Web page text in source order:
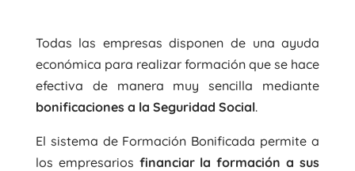
Todas las empresas disponen de una ayuda
económica para realizar formación que se hace
efectiva de manera muy sencilla mediante
bonificaciones a la Seguridad Social.
El sistema de Formación Bonificada permite a
los empresarios financiar la formación a sus